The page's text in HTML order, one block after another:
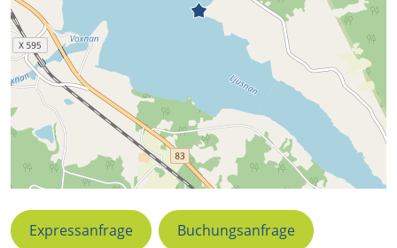
Expressanfrage Buchungsanfrage